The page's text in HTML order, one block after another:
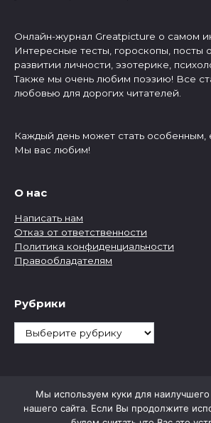
Онлайн-журнал Greatpicture о самом
Интересные тесты, гороскопы, посты
развитии личности, эзотерике,
Также мы очень любим поэзию! Все
любовью для дорогих читателей.
Каждый день может стать особенным,
Мы вас любим!
О нас
Написать нам
Отказ от ответственности
Политика конфиденциальности
Правообладателям
Рубрики
Рубрики
Мы используем куки для
нашего сайта. Если Вы продолжите